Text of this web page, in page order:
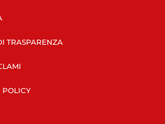
TRASPARENZA
POLICY